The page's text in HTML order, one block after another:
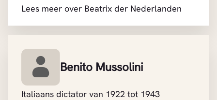
Lees meer over Beatrix der Nederlanden
Benito Mussolini
Italiaans dictator van 1922 tot 1943